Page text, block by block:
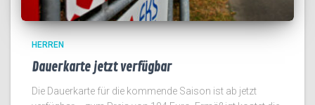
HERREN
Dauerkarte jetzt verfügbar
Die Dauerkarte für die kommende Saison ist ab jetzt